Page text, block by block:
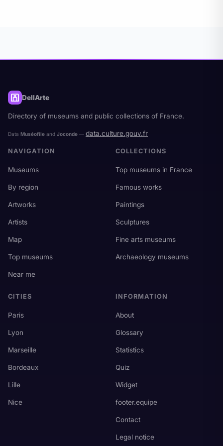
DellArte
Directory of museums and public collections of France.
Data Muséofile and Joconde — data.culture.gouv.fr
NAVIGATION
Museums
By region
Artworks
Artists
Map
Top museums
Near me
COLLECTIONS
Top museums in France
Famous works
Paintings
Sculptures
Fine arts museums
Archaeology museums
CITIES
Paris
Lyon
Marseille
Bordeaux
Lille
Nice
INFORMATION
About
Glossary
Statistics
Quiz
Widget
footer.equipe
Contact
Legal notice